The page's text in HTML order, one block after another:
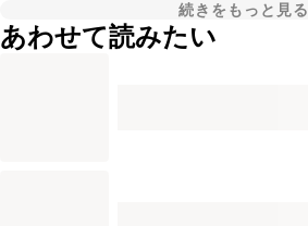
続きをもっと見る
あわせて読みたい